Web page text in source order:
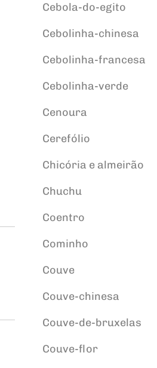
Cebola-do-egito
Cebolinha-chinesa
Cebolinha-francesa
Cebolinha-verde
Cenoura
Cerefólio
Chicória e almeirão
Chuchu
Coentro
Cominho
Couve
Couve-chinesa
Couve-de-bruxelas
Couve-flor